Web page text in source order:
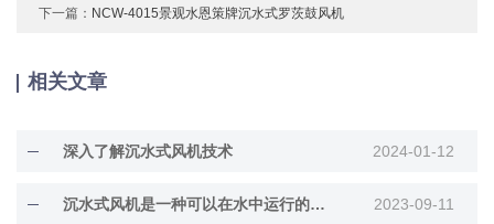
下一篇： NCW-4015景观水恩策牌沉水式罗茨鼓风机
相关文章
深入了解沉水式风机技术 2024-01-12
沉水式风机是一种可以在水中运行的特殊类型风机 2023-09-11